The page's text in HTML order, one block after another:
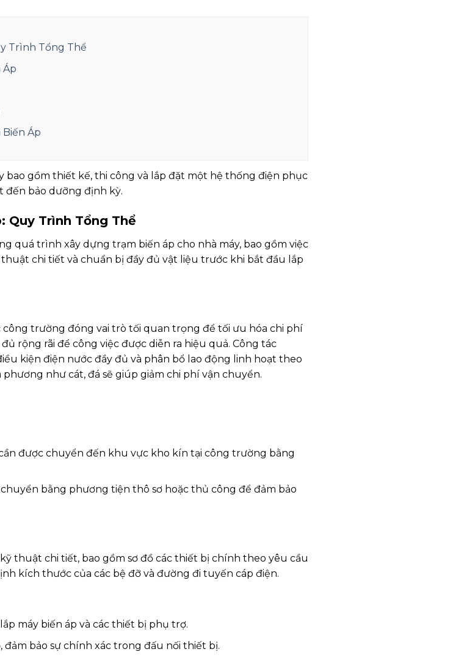
Trình Tổng Thể
Áp
Biến Áp
bao gồm thiết kế, thi công và lắp đặt một hệ thống điện phục
đến bảo dưỡng định kỳ.
Quy Trình Tổng Thể
quá trình xây dựng trạm biến áp cho nhà máy, bao gồm việc
chi tiết và chuẩn bị đầy đủ vật liệu trước khi bắt đầu lắp
trường đóng vai trò tối quan trọng để tối ưu hóa chi phí
rộng rãi để công việc được diễn ra hiệu quả. Công tác
kiện điện nước đầy đủ và phân bổ lao động linh hoạt theo
như cát, đá sẽ giúp giảm chi phí vận chuyển.
cần được chuyển đến khu vực kho kín tại công trường bằng
bằng phương tiện thô sơ hoặc thủ công để đảm bảo
thuật chi tiết, bao gồm sơ đồ các thiết bị chính theo yêu cầu
kích thước của các bệ đỡ và đường đi tuyến cáp điện.
máy biến áp và các thiết bị phụ trợ.
đảm bảo sự chính xác trong đấu nối thiết bị.